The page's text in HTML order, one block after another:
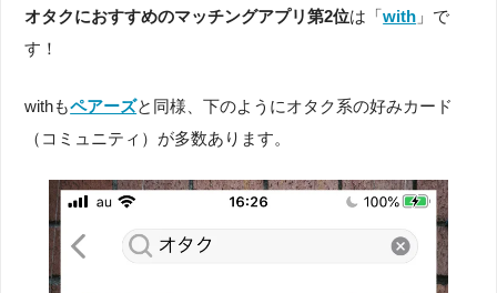
オタクにおすすめのマッチングアプリ第2位は「with 」で
す！
withもペアーズと同様、下のようにオタク系の好みカード
（コミュニティ）が多数あります。